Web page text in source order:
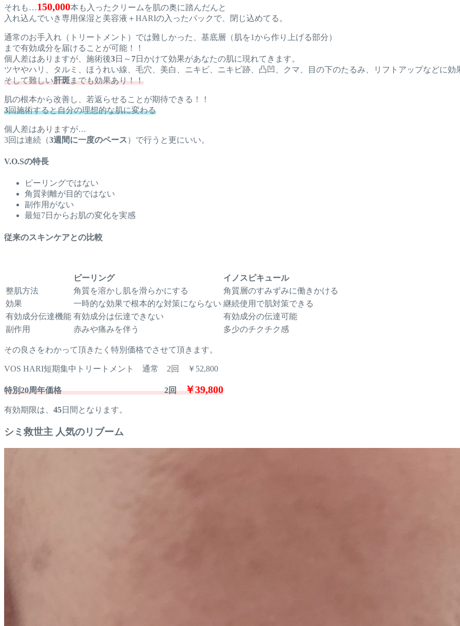
それも…150,000本も入ったクリームを肌の奥に踏んだんと
入れ込んでいき専用保湿と美容液＋HARIの入ったパックで、閉じ込めてる。
通常のお手入れ（トリートメント）では難しかった、基底層（肌を1から作り上げる部分）
まで有効成分を届けることが可能！！
個人差はありますが、施術後3日～ 7日かけて効果があなたの肌に現れてきます。
ツヤやハリ、タルミ、ほうれい線、毛穴、美白、ニキビ、ニキビ跡、凸凹、クマ、目の下のたるみ、リフトアップなどに効
そして難しい肝斑までも効果あり！！
肌の根本から改善し、若返らせることが期待できる！！
3回施術すると自分の理想的な肌に変わる
個人差はありますが…
3回は連続（3週間に一度のペース）で行うと更にいい。
V.O.Sの特長
ピーリングではない
角質剥離が目的ではない
副作用がない
最短7日からお肌の変化を実感
従来のスキンケアとの比較
ピーリング
イノスピキュール
整肌方法
角質を溶かし肌を滑らかにする
角質層のすみずみに働きかける
効果
一時的な効果で根本的な対策にならない 継続使用で肌対策できる
有効成分伝達機能 有効成分は伝達できない
有効成分の伝達可能
副作用
赤みや痛みを伴う 多少のチクチク感
その良さをわかって頂きたく特別価格でさせて頂きます。
VOS HARI短期集中トリートメント 通常 2回 ￥52,800
特別20周年価格 2回￥39,800
有効期限は、 45日間となります。
シミ救世主 人気のリブーム